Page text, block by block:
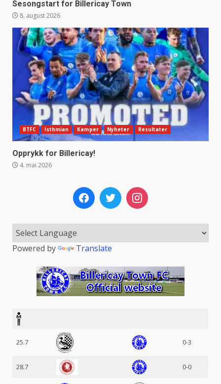
Sesongstart for Billericay Town
8. august 2026
BTFC Isthmian Kamper Nyheter Resultater
Opprykk for Billericay!
4. mai 2026
Powered by Translate
25.7 0-3
28.7 0-0